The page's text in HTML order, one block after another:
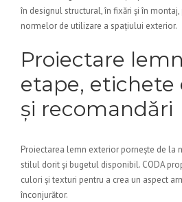
în designul structural, în fixări și în montaj,
normelor de utilizare a spațiului exterior.
Proiectare
etape, etichete
și recomandări
Proiectarea lemn exterior pornește de la
stilul dorit și bugetul disponibil. CODA
culori și texturi pentru a crea un aspect
înconjurător.